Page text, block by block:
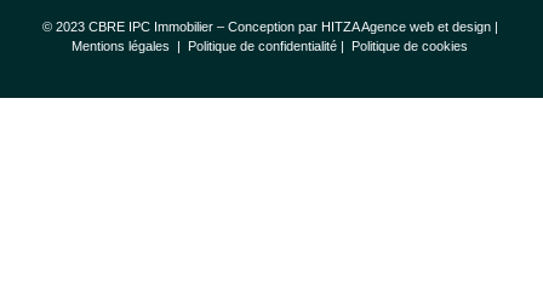
© 2023 CBRE IPC Immobilier – Conception par HITZA Agence web et design|
Mentions légales
Politique de confidentialité | Politique de cookies